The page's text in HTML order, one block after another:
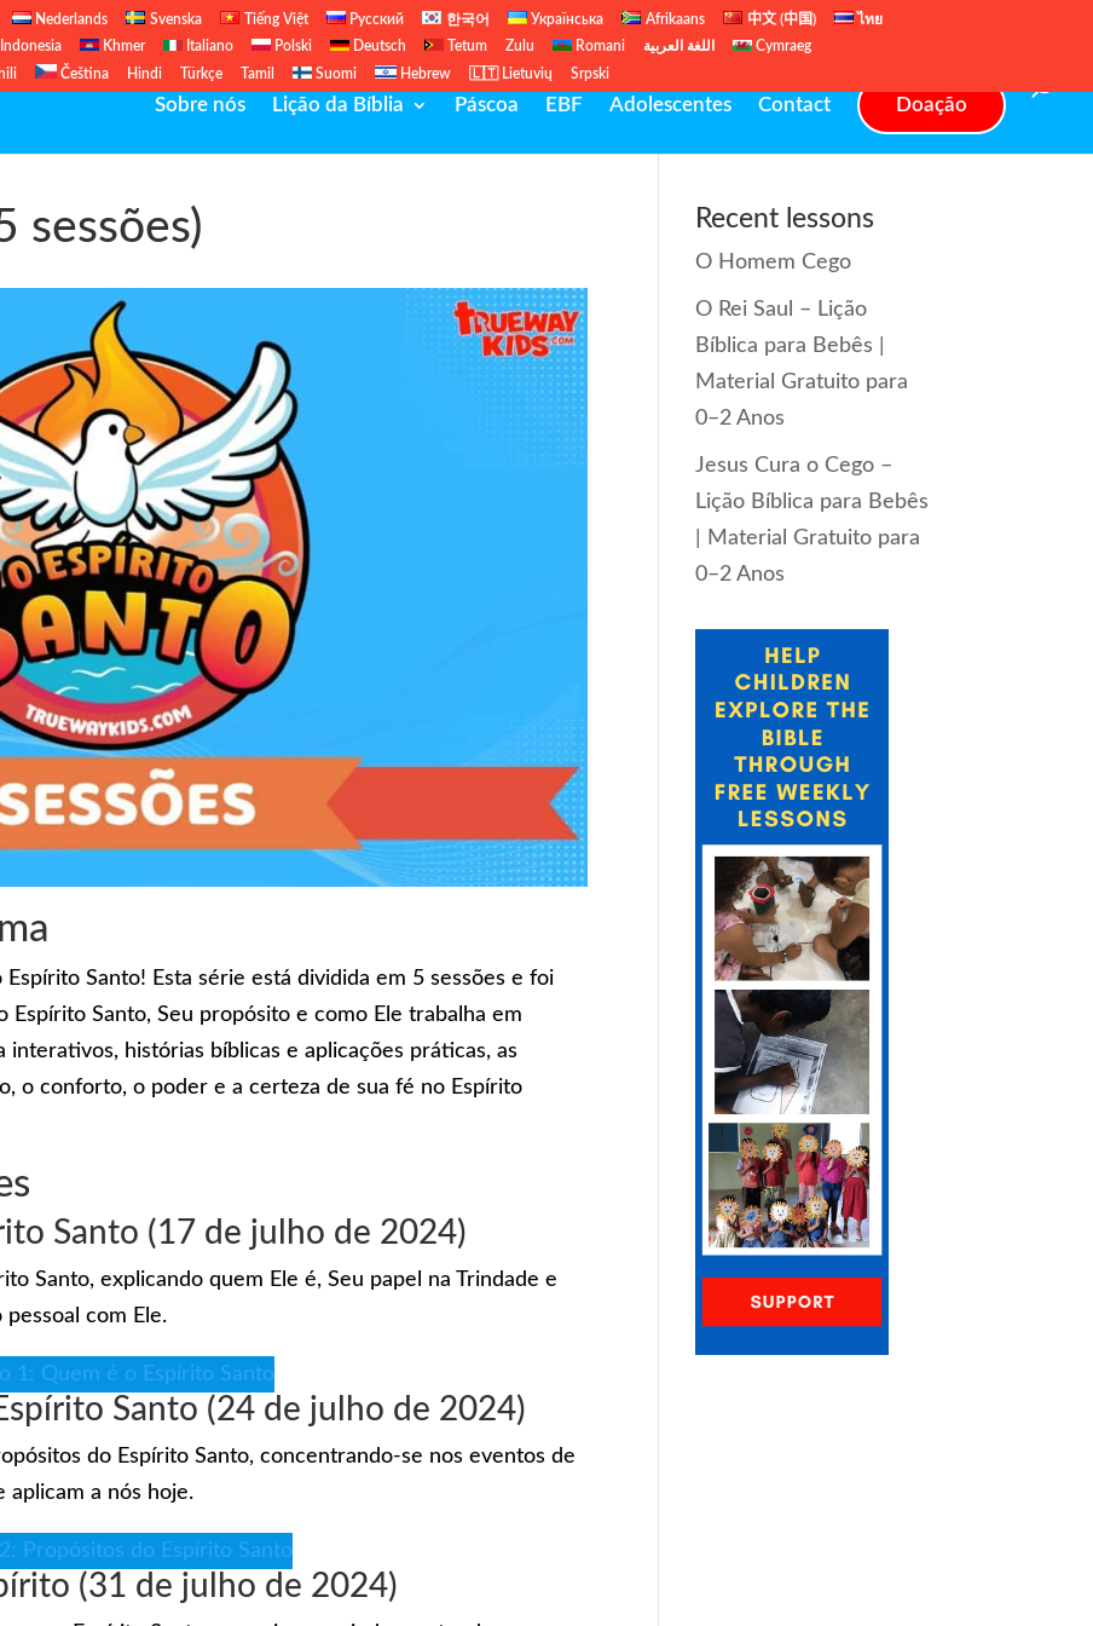
Nederlands Svenska Tiếng Việt Русский 한국어 Українська Afrikaans 中文 (中国)
ไทย
Khmer Italiano Polski Deutsch Tetum Zulu Romani اللغة العربية
Cymraeg
Čeština Hindi Türkçe Tamil Suomi Hebrew 🇱🇹 Lietuvių Srpski
Sobre nós Lição da Bíblia Páscoa EBF Adolescentes Contact Doação
sessões)
Santo! Esta série está dividida em 5 sessões e foi
Espírito Santo, Seu propósito e como Ele trabalha em
interativos, histórias bíblicas e aplicações práticas, as
o conforto, o poder e a certeza de sua fé no Espírito
Santo (17 de julho de 2024)
Santo, explicando quem Ele é, Seu papel na Trindade e
com Ele.
1: Quem é o Espírito Santo
Santo (24 de julho de 2024)
do Espírito Santo, concentrando-se nos eventos de
aplicam a nós hoje.
Propósitos do Espírito Santo
(31 de julho de 2024)
Recent lessons
O Homem Cego
O Rei Saul – Lição
Bíblica para Bebês |
Material Gratuito para
0–2 Anos
Jesus Cura o Cego –
Lição Bíblica para Bebês
| Material Gratuito para
0–2 Anos